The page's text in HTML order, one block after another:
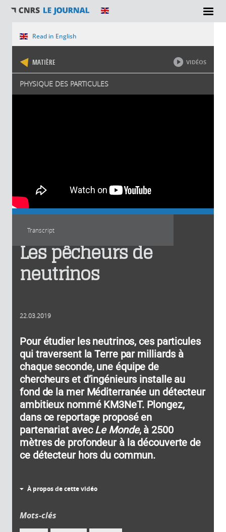
Vous êtes ici
Read in English
MATIÈRE
PHYSIQUE DES PARTICULES
VIDÉOS
Les pêcheurs de
neutrinos
22.03.2019
Pour étudier les neutrinos, ces particules
qui traversent la Terre par milliards à
chaque seconde, une équipe de
chercheurs et d’ingénieurs installe au
fond de la mer Méditerranée un détecteur
ambitieux nommé KM3NeT. Plongez,
dans ce reportage proposé en
partenariat avecLe Monde, à 2500
mètres de profondeur à la découverte de
ce détecteur hors du commun.
À propos de cette vidéo
Transcript
Mots-clés